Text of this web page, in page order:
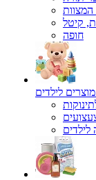
קיטל
לילדים
לילדים